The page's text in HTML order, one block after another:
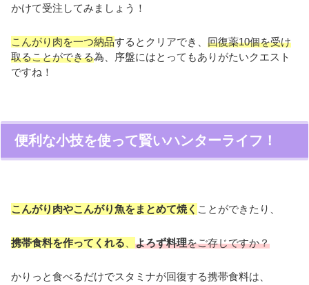
かけて受注してみましょう！
こんがり肉を一つ納品するとクリアでき、 回復薬10個を受け
取ることができる為、序盤にはとってもありがたいクエスト
ですね！
便利な小技を使って賢いハンターライフ！
こんがり肉やこんがり魚をまとめて焼く ことができたり、
携帯食料を作ってくれる よろず料理をご存じですか？
かりっと食べるだけでスタミナが回復する携帯食料は、